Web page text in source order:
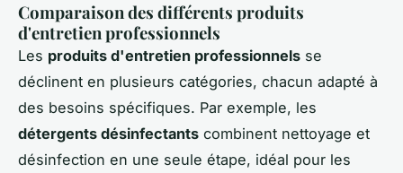
Comparaison des différents produits
d'entretien professionnels
Les produits d'entretien professionnels se
déclinent en plusieurs catégories, chacun adapté à
des besoins spécifiques. Par exemple, les
détergents désinfectants combinent nettoyage et
désinfection en une seule étape, idéal pour les